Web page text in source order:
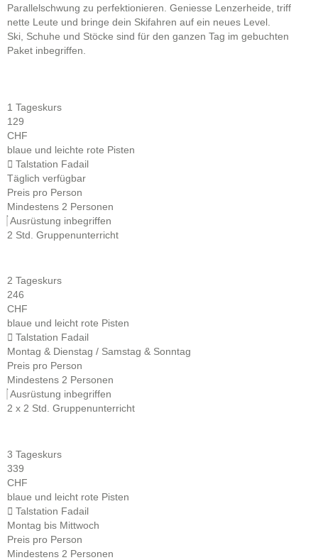
Parallelschwung zu perfektionieren. Geniesse Lenzerheide, triff
nette Leute und bringe dein Skifahren auf ein neues Level.
Ski, Schuhe und Stöcke sind für den ganzen Tag im gebuchten
Paket inbegriffen.
1 Tageskurs
129
CHF
blaue und leichte rote Pisten
Talstation Fadail
Täglich verfügbar
Preis pro Person
Mindestens 2 Personen
Ausrüstung inbegriffen
2 Std. Gruppenunterricht
2 Tageskurs
246
CHF
blaue und leicht rote Pisten
Talstation Fadail
Montag & Dienstag / Samstag & Sonntag
Preis pro Person
Mindestens 2 Personen
Ausrüstung inbegriffen
2 x 2 Std. Gruppenunterricht
3 Tageskurs
339
CHF
blaue und leicht rote Pisten
Talstation Fadail
Montag bis Mittwoch
Preis pro Person
Mindestens 2 Personen